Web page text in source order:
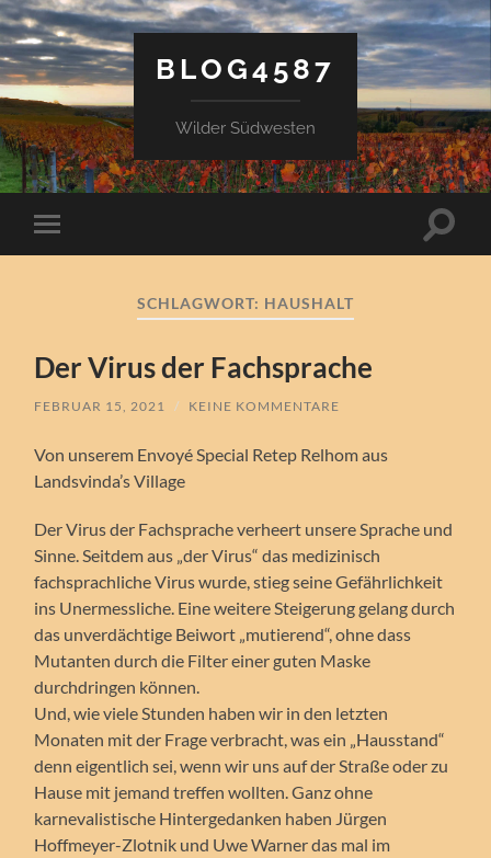
BLOG4587
Wilder Südwesten
Mobile-
Menü
SCHLAGWORT: HAUSHALT
Der Virus der Fachsprache
FEBRUAR 15, 2021 / KEINE KOMMENTARE
Von unserem Envoyé Special Retep Relhom aus
Landsvinda’s Village
Der Virus der Fachsprache verheert unsere Sprache und
Sinne. Seitdem aus „der Virus“ das medizinisch
fachsprachliche Virus wurde, stieg seine Gefährlichkeit
ins Unermessliche. Eine weitere Steigerung gelang durch
das unverdächtige Beiwort „mutierend“, ohne dass
Mutanten durch die Filter einer guten Maske
durchdringen können.
Und, wie viele Stunden haben wir in den letzten
Monaten mit der Frage verbracht, was ein „Hausstand“
denn eigentlich sei, wenn wir uns auf der Straße oder zu
Hause mit jemand treffen wollten. Ganz ohne
karnevalistische Hintergedanken haben Jürgen
Hoffmeyer-Zlotnik und Uwe Warner das mal im